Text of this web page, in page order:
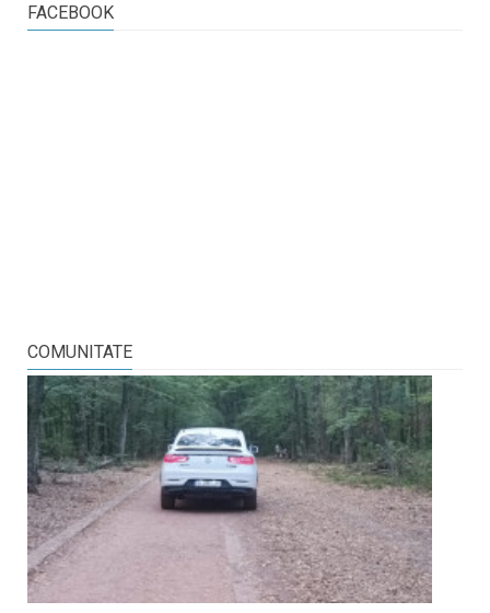
FACEBOOK
COMUNITATE